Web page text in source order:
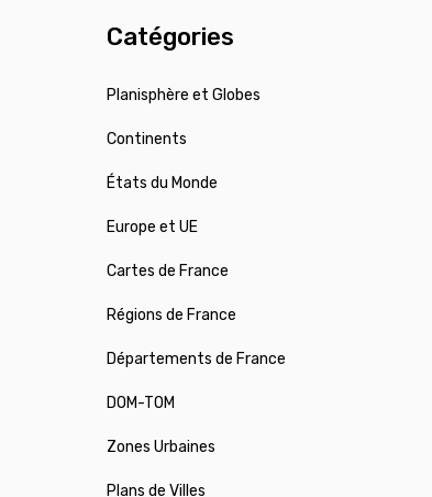
Catégories
Planisphère et Globes
Continents
États du Monde
Europe et UE
Cartes de France
Régions de France
Départements de France
DOM-TOM
Zones Urbaines
Plans de Villes